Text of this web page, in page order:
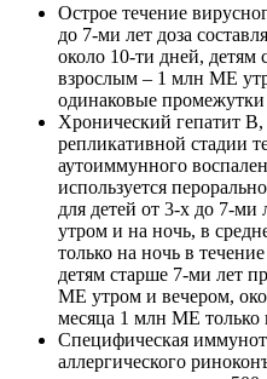
Острое течение
до 7-ми лет доза
около 10-ти дней, детям
взрослым – 1 млн МЕ
одинаковые
Хронический гепатит
репликативной стадии
аутоиммунного
используется
для детей от 3-х до 7-ми
утром и на ночь, в
только на ночь в
детям старше 7-ми лет
МЕ утром и вечером,
месяца 1 млн МЕ только
Специфическая
аллергического